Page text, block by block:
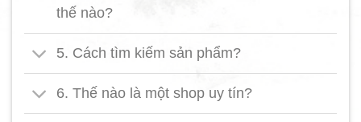
thế nào?
5. Cách tìm kiếm sản phẩm?
6. Thế nào là một shop uy tín?